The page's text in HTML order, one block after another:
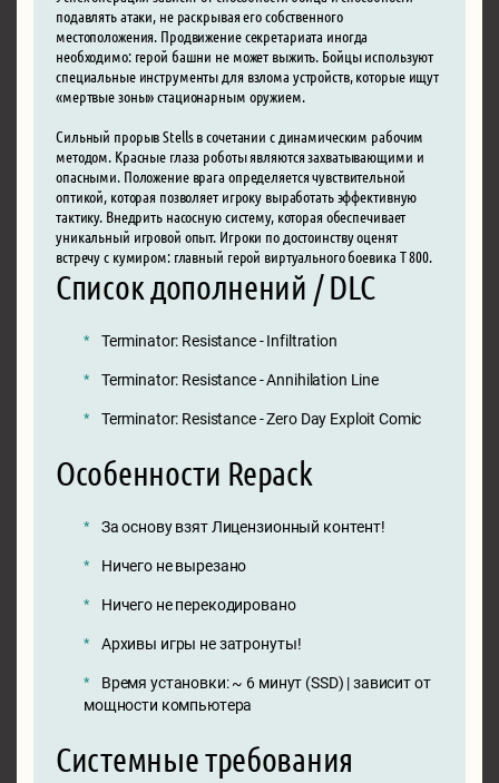
подавлять атаки, не раскрывая его собственного
местоположения. Продвижение секретариата иногда
необходимо: герой башни не может выжить. Бойцы используют
специальные инструменты для взлома устройств, которые ищут
«мертвые зоны» стационарным оружием.
Сильный прорыв Stells в сочетании с динамическим рабочим
методом. Красные глаза роботы являются захватывающими и
опасными. Положение врага определяется чувствительной
оптикой, которая позволяет игроку выработать эффективную
тактику. Внедрить насосную систему, которая обеспечивает
уникальный игровой опыт. Игроки по достоинству оценят
встречу с кумиром: главный герой виртуального боевика T 800.
Список дополнений / DLC
Terminator: Resistance - Infiltration
Terminator: Resistance - Annihilation Line
Terminator: Resistance - Zero Day Exploit Comic
Особенности Repack
За основу взят Лицензионный контент!
Ничего не вырезано
Ничего не перекодировано
Архивы игры не затронуты!
Время установки: ~ 6 минут (SSD) | зависит от
мощности компьютера
Системные требования